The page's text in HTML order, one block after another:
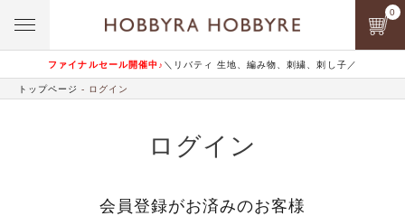
ファイナルセール開催中♪ ＼リバティ 生地、編み物、刺繍、刺し子／
0
トップページ ログイン
ログイン
会員登録がお済みのお客様